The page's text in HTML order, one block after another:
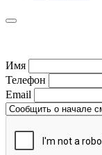
Имя
Телефон
Email